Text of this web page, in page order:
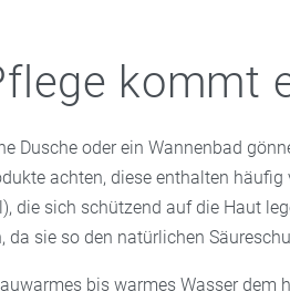
kommt
Dusche oder ein Wannenbad
achten, diese enthalten
die sich schützend auf die Haut
da sie so den natürlichen
bis warmes Wasser dem